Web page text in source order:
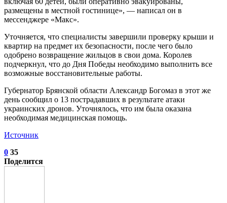
размещены в местной гостинице», — написал он в
мессенджере «Макс».
Уточняется, что специалисты завершили проверку крыши и
квартир на предмет их безопасности, после чего было
одобрено возвращение жильцов в свои дома. Королев
подчеркнул, что до Дня Победы необходимо выполнить все
возможные восстановительные работы.
Губернатор Брянской области Александр Богомаз в этот же
день сообщил о 13 пострадавших в результате атаки
украинских дронов. Уточнялось, что им была оказана
необходимая медицинская помощь.
Источник
0 35
Поделится